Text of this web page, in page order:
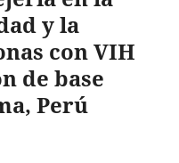
y la
con VIH
de base
Perú